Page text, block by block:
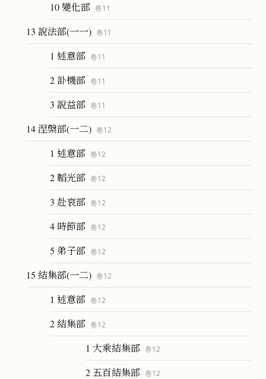
10 變化部 卷11
13 說法部(一一) 卷11
1 述意部 卷11
2 訃機部 卷11
3 說益部 卷11
14 涅槃部(一二) 卷12
1 述意部 卷12
2 韜光部 卷12
3 赴哀部 卷12
4 時節部 卷12
5 弟子部 卷12
15 結集部(一二) 卷12
1 述意部 卷12
2 結集部 卷12
1 大乘結集部 卷12
2 五百結集部 卷12